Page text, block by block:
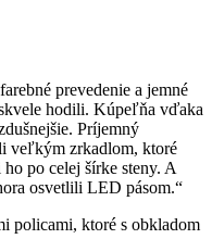
prevedenie a jemné
hodili. Kúpeľňa vďaka
Príjemný
veľkým zrkadlom, ktoré
po celej šírke steny. A
osvetlili LED pásom.“
policami, ktoré s obkladom